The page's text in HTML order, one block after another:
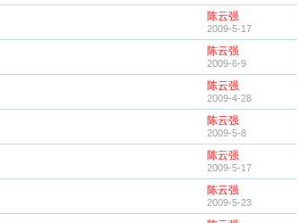
陈云强
2009-5-17
陈云强
2009-6-9
陈云强
2009-4-28
陈云强
2009-5-8
陈云强
2009-5-17
陈云强
2009-5-23